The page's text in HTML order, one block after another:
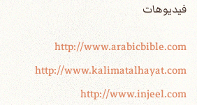
فيديوهات
http://www.arabicbible.com
http://www.kalimatalhayat.com
http://www.injeel.com